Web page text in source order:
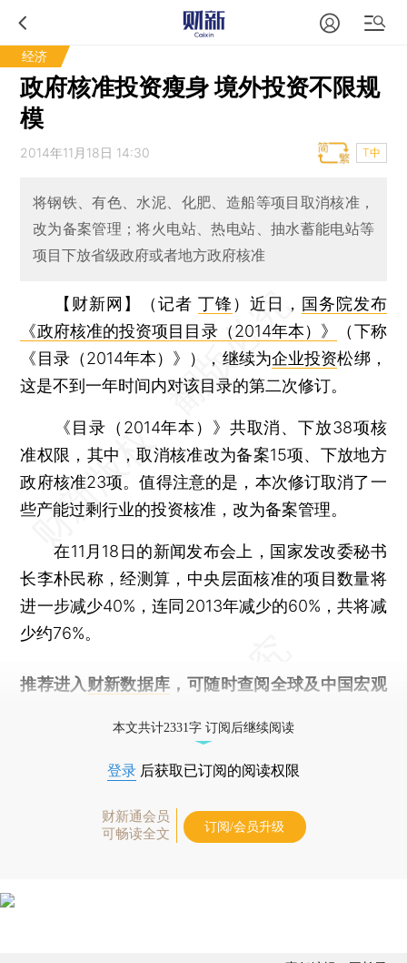
经济
政府核准投资瘦身 境外投资不限规
模
2014年11月18日 14:30 T中
将钢铁、有色、水泥、化肥、造船等项目取消核准，
改为备案管理；将火电站、热电站、抽水蓄能电站等
项目下放省级政府或者地方政府核准
【财新网】（记者 丁锋 ） 近日， 国务院发布
《政府核准的投资项目目录（2014年本）》
（下称
《目录（2014年本）》），继续为企业投资松绑，
这是不到一年时间内对该目录的第二次修订。
《目录（2014年本）》共取消、下放38项核
准权限，其中，取消核准改为备案15项、下放地方
政府核准23项。值得注意的是，本次修订取消了一
些产能过剩行业的投资核准，改为备案管理。
在11月18日的新闻发布会上，国家发改委秘书
长李朴民称，经测算，中央层面核准的项目数量将
进一步减少40%，连同2013年减少的60%，共将减
少约76%。
推荐进入 财新数据库 ，可随时查阅全球及中国宏观
本文共计2331字 订阅后继续阅读
登录 后获取已订阅的阅读权限
财新通会员
可畅读全文
订阅/会员升级